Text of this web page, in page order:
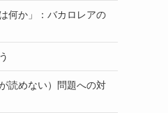
何か」：バカロレアの
読めない）問題への対